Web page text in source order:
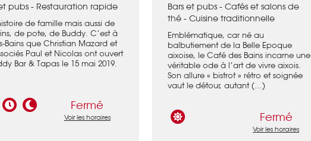
pubs - Restauration rapide
de famille mais aussi de
de pote, de Buddy. C’est à
Bains que Christian Mazard et
Paul et Nicolas ont ouvert
Bar & Tapas le 15 mai 2019.
Fermé
Voir les horaires
Bars et pubs - Cafés et salons de
thé - Cuisine traditionnelle
Emblématique, car né au
balbutiement de la Belle Epoque
aixoise, le Café des Bains incarne une
véritable ode à l’art de vivre aixois.
Son allure « bistrot » rétro et soignée
vaut le détour, autant (…)
Fermé
Voir les horaires